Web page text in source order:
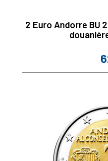
2 Euro Andorre BU